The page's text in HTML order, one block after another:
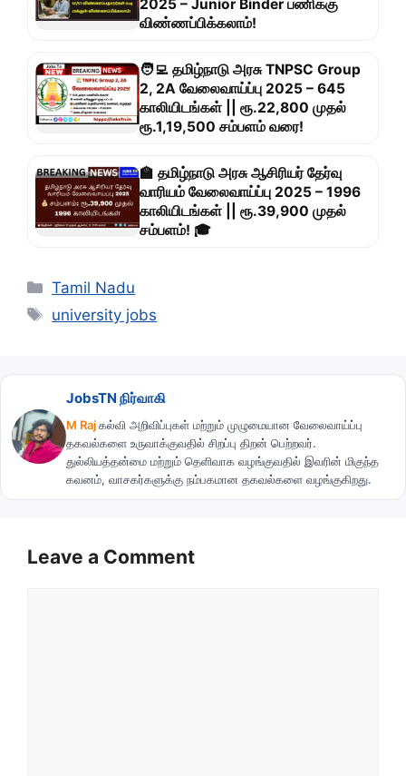
2025 – Junior Binder பணிக்கு
விண்ணப்பிக்கலாம்!
🧑‍💻 தமிழ்நாடு அரசு TNPSC Group
2, 2A வேலைவாய்ப்பு 2025 – 645
காலியிடங்கள் || ரூ.22,800 முதல்
ரூ.1,19,500 சம்பளம் வரை!
🏫 தமிழ்நாடு அரசு ஆசிரியர் தேர்வு
வாரியம் வேலைவாய்ப்பு 2025 – 1996
காலியிடங்கள் || ரூ.39,900 முதல்
சம்பளம்! 🎓
Categories
Tamil Nadu
Tags
university jobs
JobsTN நிர்வாகி
M Rajகல்வி அறிவிப்புகள் மற்றும் முழுமையான வேலைவாய்ப்பு
தகவல்களை உருவாக்குவதில் சிறப்பு திறன் பெற்றவர்.
துல்லியத்தன்மை மற்றும் தெளிவாக வழங்குவதில் இவரின் மிகுந்த
கவனம், வாசகர்களுக்கு நம்பகமான தகவல்களை வழங்குகிறது.
Leave a Comment